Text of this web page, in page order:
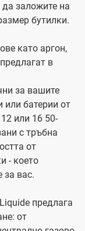
заложите на
бутилки.
като аргон,
в
за вашите
или батерии от
или 16 50-
с тръбна
от
- което
за вас.
предлага
от